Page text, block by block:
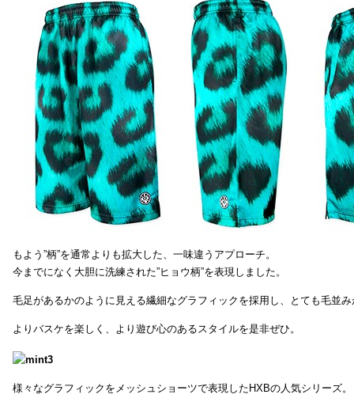
もよう”柄”を通常よりも拡大した、一味違うアプローチ。
今までになく大胆に洗練された”ヒョウ柄”を表現しました。
毛足があるかのように見える繊細なグラフィックを採用し、とても毛並
よりバスケを楽しく、より遊び心のあるスタイルを是非ぜひ。
様々なグラフィックをメッシュショーツで表現したHXBの人気シリーズ。